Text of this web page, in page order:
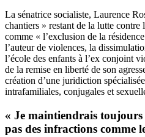
La sénatrice socialiste, Laurence
chantiers » restant de la lutte contre
comme « l’exclusion de la
l’auteur de violences, la
l’école des enfants à l’ex conjoint
de la remise en liberté de son
création d’une juridiction
intrafamiliales, conjugales et
« Je maintiendrais toujours
pas des infractions comme